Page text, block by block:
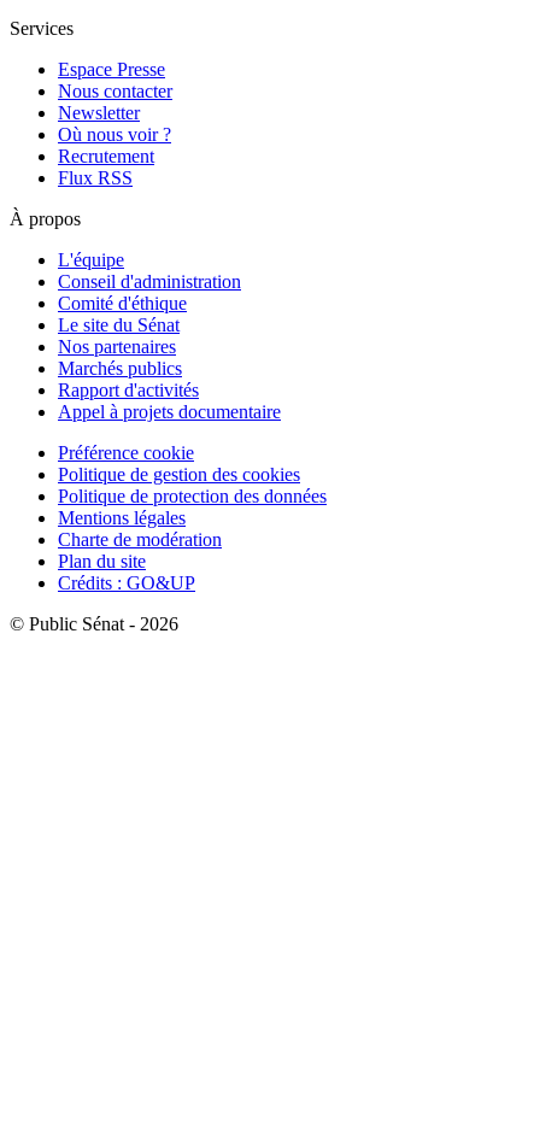
Services
Espace Presse
Nous contacter
Newsletter
Où nous voir ?
Recrutement
Flux RSS
À propos
L'équipe
Conseil d'administration
Comité d'éthique
Le site du Sénat
Nos partenaires
Marchés publics
Rapport d'activités
Appel à projets documentaire
Préférence cookie
Politique de gestion des cookies
Politique de protection des données
Mentions légales
Charte de modération
Plan du site
Crédits : GO&UP
© Public Sénat - 2026